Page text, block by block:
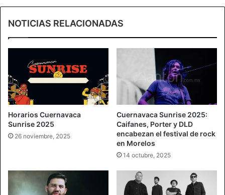
NOTICIAS RELACIONADAS
Horarios Cuernavaca
Sunrise 2025
26 noviembre, 2025
Cuernavaca Sunrise 2025:
Caifanes, Porter y DLD
encabezan el festival de rock
en Morelos
14 octubre, 2025